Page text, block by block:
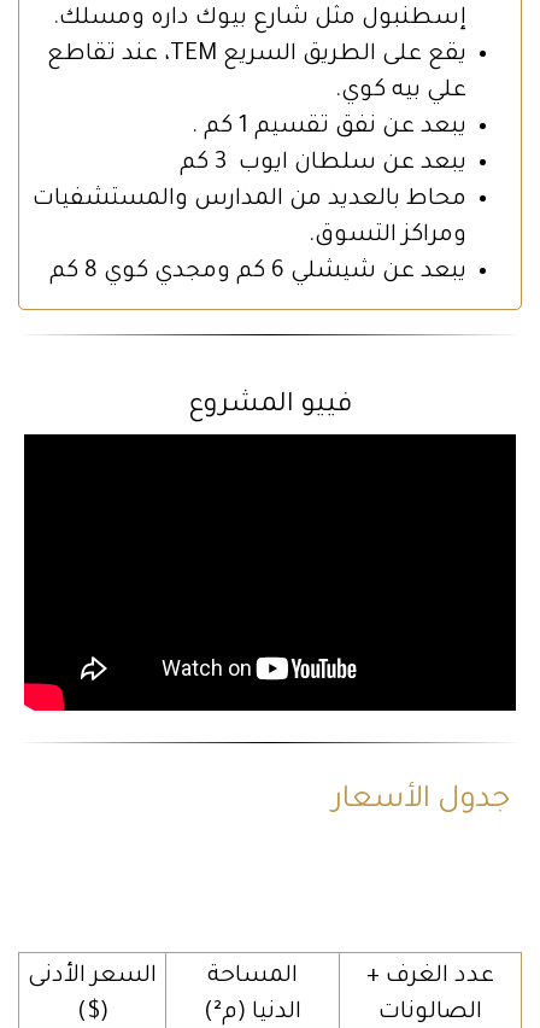
إسطنبول مثل شارع بيوك داره ومسلك.
يقع على الطريق السريع TEM، عند تقاطع
علي بيه كوي.
يبعد عن نفق تقسيم 1 كم .
يبعد عن سلطان ايوب 3 كم
محاط بالعديد من المدارس والمستشفيات
ومراكز التسوق.
يبعد عن شيشلي 6 كم ومجدي كوي 8 كم
فييو المشروع
جدول الأسعار
عدد الغرف +
الصالونات
المساحة
الدنيا (م²)
السعر الأدنى
($)